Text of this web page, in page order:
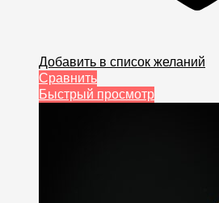
Добавить в список желаний
Сравнить
Быстрый просмотр